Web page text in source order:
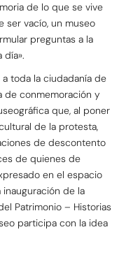
de lo que se vive
ser vacío, un museo
preguntas a la
toda la ciudadanía de
de conmemoración y
que, al poner
de la protesta,
de descontento
de quienes de
en el espacio
de la
Patrimonio – Historias
participa con la idea